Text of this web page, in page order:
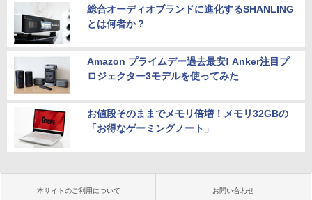
総合オーディオブランドに進化するSHANLING
とは何者か？
Amazon プライムデー過去最安! Anker注目プ
ロジェクター3モデルを使ってみた
お値段そのままでメモリ倍増！メモリ32GBの
「お得なゲーミングノート」
本サイトのご利用について お問い合わせ